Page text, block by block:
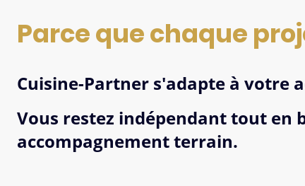
Parce que chaque
Cuisine-Partner s'adapte à votre
Vous restez indépendant tout
accompagnement terrain.